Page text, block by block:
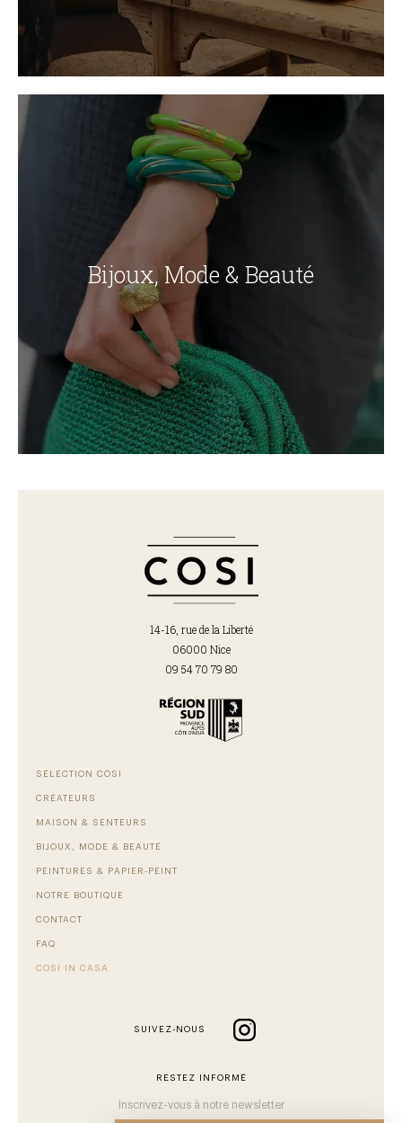
Bijoux, Mode & Beauté
14-16, rue de la Liberté
06000 Nice
09 54 70 79 80
SÉLECTION COSI
CRÉATEURS
MAISON & SENTEURS
BIJOUX, MODE & BEAUTÉ
PEINTURES & PAPIER-PEINT
NOTRE BOUTIQUE
CONTACT
FAQ
COSI IN CASA
SUIVEZ-NOUS
RESTEZ INFORMÉ
Inscrivez-vous à notre newsletter